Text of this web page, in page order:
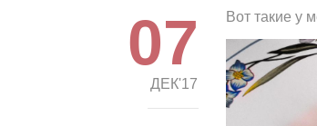
07
ДЕК'17
Вот такие у